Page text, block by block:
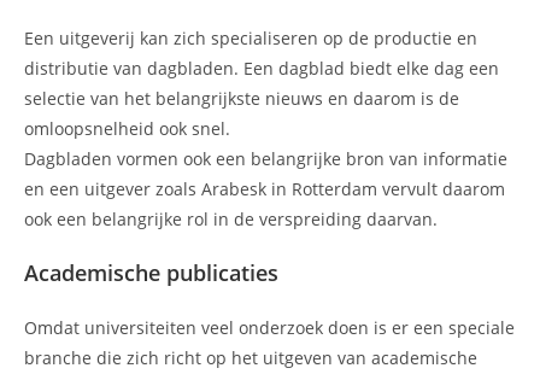
Een uitgeverij kan zich specialiseren op de productie en
distributie van dagbladen. Een dagblad biedt elke dag een
selectie van het belangrijkste nieuws en daarom is de
omloopsnelheid ook snel.
Dagbladen vormen ook een belangrijke bron van informatie
en een uitgever zoals Arabesk in Rotterdam vervult daarom
ook een belangrijke rol in de verspreiding daarvan.
Academische publicaties
Omdat universiteiten veel onderzoek doen is er een speciale
branche die zich richt op het uitgeven van academische